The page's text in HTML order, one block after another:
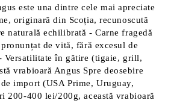
este una dintre cele mai apreciate
originară din Scoția, recunoscută
naturală echilibrată - Carne fragedă
de vită, fără excesul de
Versatilitate în gătire (tigaie, grill,
vrabioară Angus Spre deosebire
import (USA Prime, Uruguay,
200-400 lei/200g, această vrabioară